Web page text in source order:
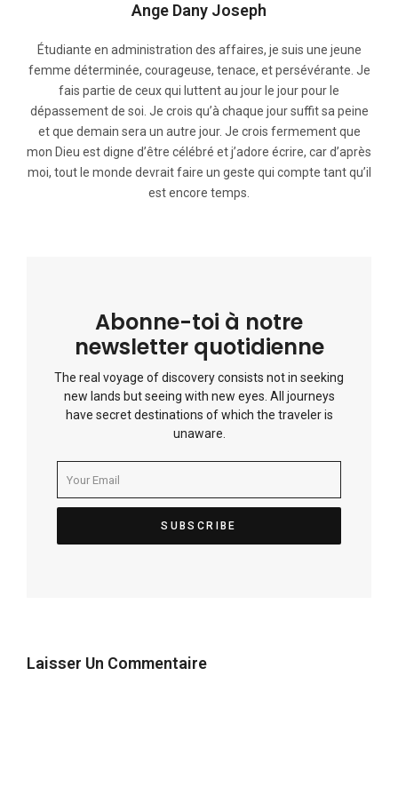
Ange Dany Joseph
Étudiante en administration des affaires, je suis une jeune
femme déterminée, courageuse, tenace, et persévérante. Je
fais partie de ceux qui luttent au jour le jour pour le
dépassement de soi. Je crois qu’à chaque jour suffit sa peine
et que demain sera un autre jour. Je crois fermement que
mon Dieu est digne d’être célébré et j’adore écrire, car d’après
moi, tout le monde devrait faire un geste qui compte tant qu’il
est encore temps.
Abonne-toi à notre
newsletter quotidienne
The real voyage of discovery consists not in seeking
new lands but seeing with new eyes. All journeys
have secret destinations of which the traveler is
unaware.
Laisser Un Commentaire